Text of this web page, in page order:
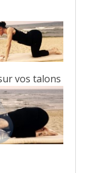
vos talons